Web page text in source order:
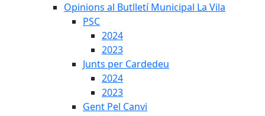
Opinions al Butlletí Municipal La Vila
PSC
2024
2023
Junts per Cardedeu
2024
2023
Gent Pel Canvi